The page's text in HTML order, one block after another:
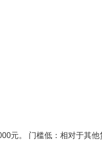
元。 门槛低：相对于其他